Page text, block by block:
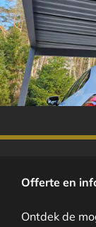
Offerte en
Ontdek de